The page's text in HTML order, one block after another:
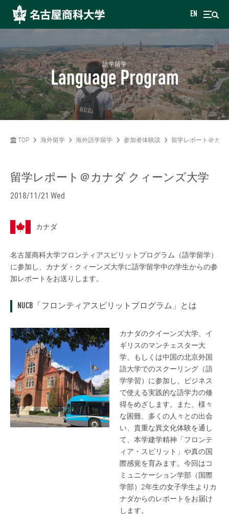
EN
語学留学
Language Program
TOP 海外留学 海外語学留学 参加者体験談 留学レポート＠カナ
留学レポート＠カナダ クィーンズ大学
2018/11/21 Wed
カナダ
名古屋商科大学フロンティアスピリットプログラム（語学留学）
に参加し、カナダ・クィーンズ大学に語学留学中の学生からの参
加レポートをお送りします。
NUCB「フロンティアスピリットプログラム」とは
カナダのクイーンズ大学、イ
ギリスのマンチェスター大
学、もしくは中国の北京外国
語大学でのスクーリング（語
学学習）に参加し、ビジネス
で使える実践的な語学力の修
得をめざします。また、様々
な困難、多くの人々との出会
い、貴重な異文化体験を通し
て、本学建学精神「フロンテ
ィア・スピリット」や真の国
際感覚を育みます。今回はコ
ミュニケーション学部（国際
学部）2年生の女子学生よりカ
ナダからのレポートをお届け
します。